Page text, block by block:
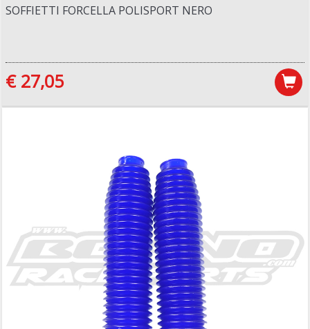
SOFFIETTI FORCELLA POLISPORT NERO
€ 27,05